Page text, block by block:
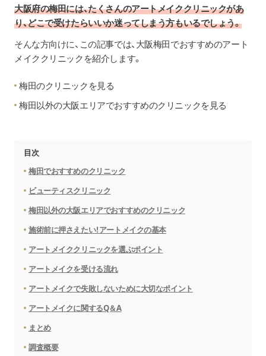
大阪府の梅田には、たくさんのアートメイククリニックがあ
り、どこで受けたらいいか迷ってしまう方もいるでしょう。
そんな方向けに、この記事では、大阪梅田でおすすめのアート
メイククリニックを紹介します。
梅田のクリニックを見る
梅田以外の大阪エリアでおすすめのクリニックを見る
目次
梅田でおすすめのクリニック
ビューティスクリニック
梅田以外の大阪エリアでおすすめのクリニック
施術前に押さえたい！アートメイクの基本
アートメイククリニックを選ぶポイント
アートメイクを受ける流れ
アートメイクで失敗しないために大切なポイント
アートメイクに関するQ＆A
まとめ
調査概要